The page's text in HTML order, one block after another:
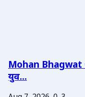
Mohan Bhagwat
युव...